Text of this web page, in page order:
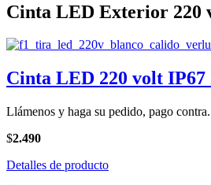
Cinta LED Exterior 220
Cinta LED 220 volt
Llámenos y haga su pedido, pago
$2.490
Detalles de producto